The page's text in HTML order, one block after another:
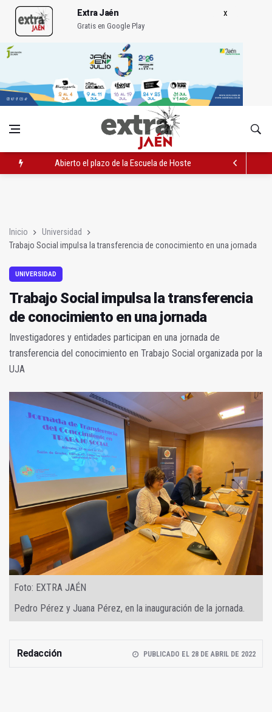
Extra Jaén
Gratis en Google Play
Abierto el plazo de la Escuela de Hostelería Hacienda La
Inicio
Universidad
Trabajo Social impulsa la transferencia de conocimiento en una jornada
UNIVERSIDAD
Trabajo Social impulsa la transferencia
de conocimiento en una jornada
Investigadores y entidades participan en una jornada de
transferencia del conocimiento en Trabajo Social organizada por la
UJA
Foto: EXTRA JAÉN
Pedro Pérez y Juana Pérez, en la inauguración de la jornada.
Redacción PUBLICADO EL 28 DE ABRIL DE 2022